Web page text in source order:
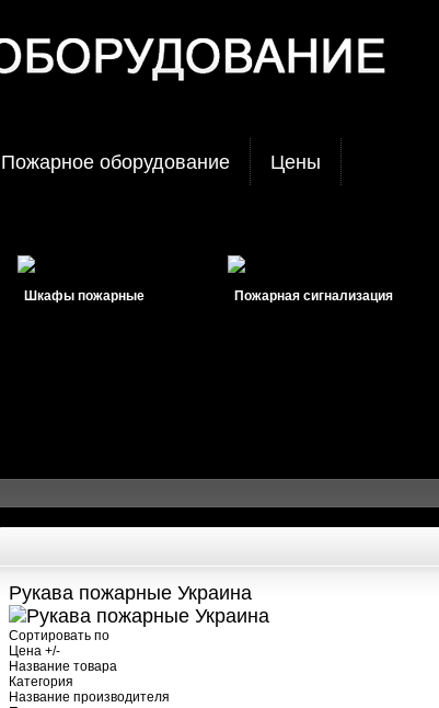
Пожарное оборудование Цены
Шкафы пожарные Пожарная сигнализация
Рукава пожарные Украина
Сортировать по
Цена +/-
Название товара
Категория
Название производителя